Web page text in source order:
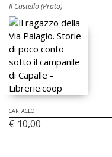
Il Castello (Prato)
CARTACEO
€ 10,00